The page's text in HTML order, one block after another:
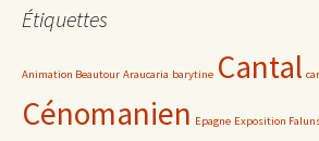
Étiquettes
Animation Beautour Araucaria barytine Cantal
Cénomanien Epagne Exposition